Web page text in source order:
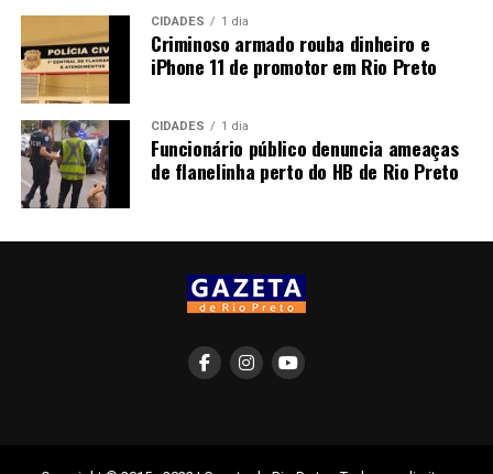
CIDADES 1 dia
Criminoso armado rouba dinheiro e
iPhone 11 de promotor em Rio Preto
CIDADES 1 dia
Funcionário público denuncia ameaças
de flanelinha perto do HB de Rio Preto